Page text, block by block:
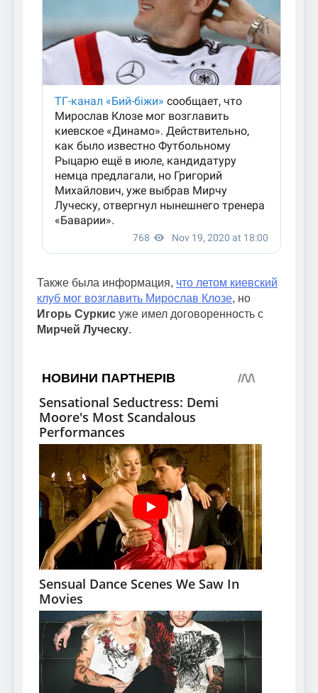
Также была информация, что летом киевский
клуб мог возглавить Мирослав Клозе, но
Игорь Суркис уже имел договоренность с
Мирчей Луческу.